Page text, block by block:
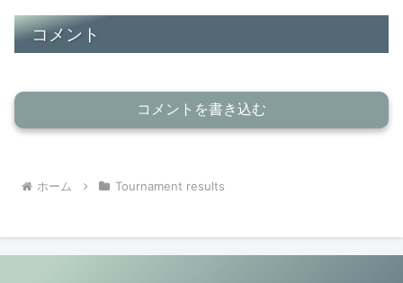
コメント
コメントを書き込む
ホーム Tournament results